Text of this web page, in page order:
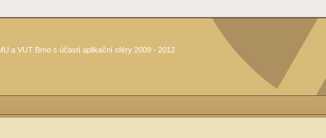
a VUT Brno s účastí aplikační sféry 2009 - 2012